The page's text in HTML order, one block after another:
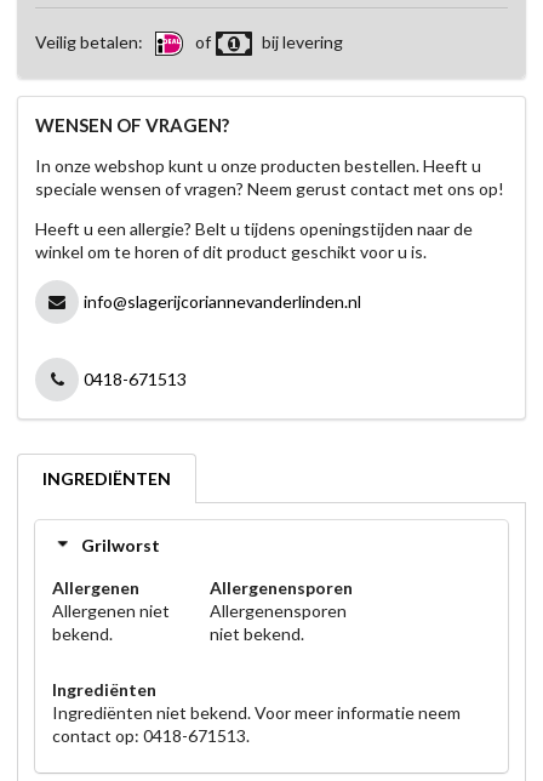
Veilig betalen: of bij levering
WENSEN OF VRAGEN?
In onze webshop kunt u onze producten bestellen. Heeft u
speciale wensen of vragen? Neem gerust contact met ons op!
Heeft u een allergie? Belt u tijdens openingstijden naar de
winkel om te horen of dit product geschikt voor u is.
info@slagerijcoriannevanderlinden.nl
0418-671513
INGREDIËNTEN
Grilworst
Allergenen
Allergenen niet
bekend.
Allergenensporen
Allergenensporen
niet bekend.
Ingrediënten
Ingrediënten niet bekend. Voor meer informatie neem
contact op: 0418-671513.